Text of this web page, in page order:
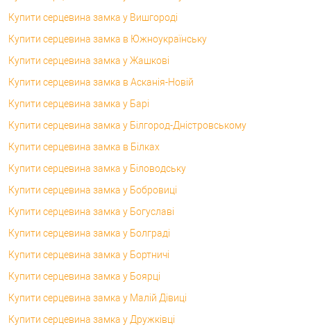
Купити серцевина замка у Вишгороді
Купити серцевина замка в Южноукраїнську
Купити серцевина замка у Жашкові
Купити серцевина замка в Асканія-Новій
Купити серцевина замка у Барі
Купити серцевина замка у Білгород-Дністровському
Купити серцевина замка в Білках
Купити серцевина замка у Біловодську
Купити серцевина замка у Бобровиці
Купити серцевина замка у Богуславі
Купити серцевина замка у Болграді
Купити серцевина замка у Бортничі
Купити серцевина замка у Боярці
Купити серцевина замка у Малій Дівиці
Купити серцевина замка у Дружківці